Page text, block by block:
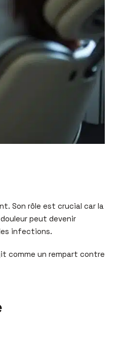
Son rôle est crucial car la
peut devenir
infections.
comme un rempart contre